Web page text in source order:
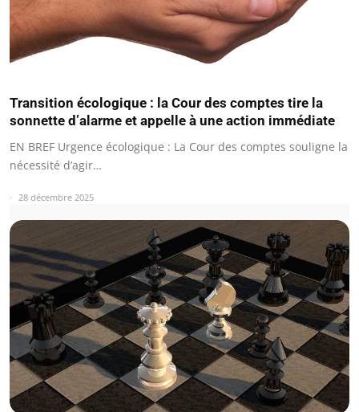
Transition écologique : la Cour des comptes tire la
sonnette d’alarme et appelle à une action immédiate
EN BREF Urgence écologique : La Cour des comptes souligne la
nécessité d’agir…
28 décembre 2025